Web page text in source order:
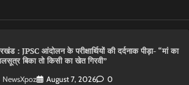
: JPSC आंदोलन के परीक्षार्थियों की दर्दनाक पीड़ा- “मां का
बिका तो किसी का खेत गिरवी”
NewsXpoz August 7, 2026 0